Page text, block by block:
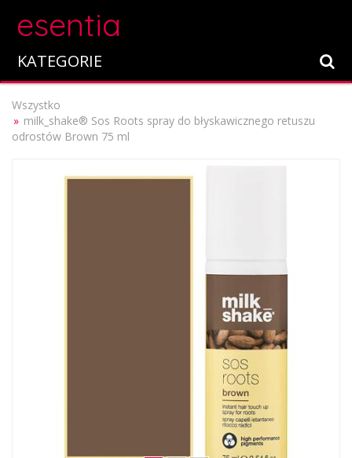
esentia
KATEGORIE
Wszystko
milk_shake® Sos Roots spray do błyskawicznego retuszu
odrostów Brown 75 ml